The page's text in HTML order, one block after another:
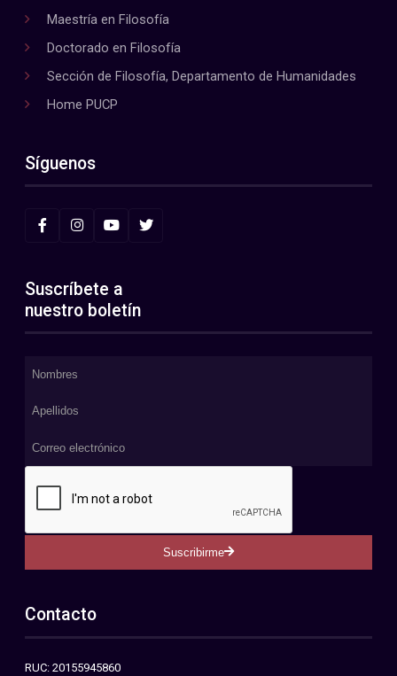
Maestría en Filosofía
Doctorado en Filosofía
Sección de Filosofía, Departamento de Humanidades
Home PUCP
Síguenos
Suscríbete a
nuestro boletín
Suscribirme
Contacto
RUC: 20155945860